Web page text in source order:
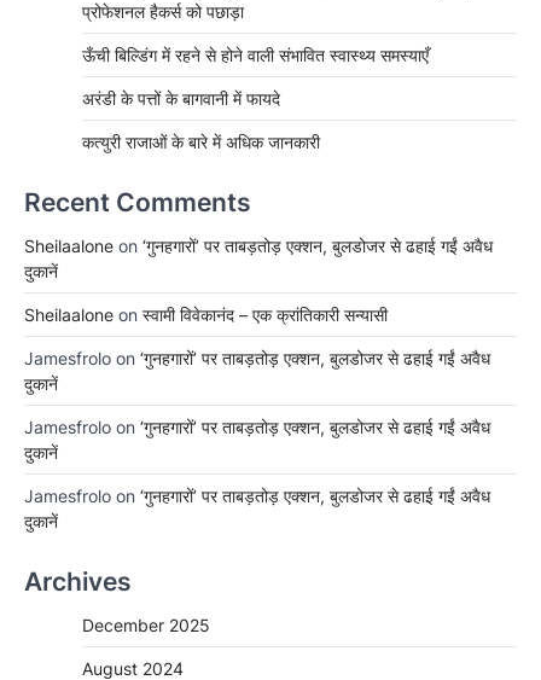
प्रोफेशनल हैकर्स को पछाड़ा
ऊँची बिल्डिंग में रहने से होने वाली संभावित स्वास्थ्य समस्याएँ
अरंडी के पत्तों के बागवानी में फायदे
कत्युरी राजाओं के बारे में अधिक जानकारी
Recent Comments
Sheilaalone on ‘गुनहगारों’ पर ताबड़तोड़ एक्शन, बुलडोजर से ढहाई गईं अवैध
दुकानें
Sheilaalone on स्वामी विवेकानंद – एक क्रांतिकारी सन्यासी
Jamesfrolo on ‘गुनहगारों’ पर ताबड़तोड़ एक्शन, बुलडोजर से ढहाई गईं अवैध
दुकानें
Jamesfrolo on ‘गुनहगारों’ पर ताबड़तोड़ एक्शन, बुलडोजर से ढहाई गईं अवैध
दुकानें
Jamesfrolo on ‘गुनहगारों’ पर ताबड़तोड़ एक्शन, बुलडोजर से ढहाई गईं अवैध
दुकानें
Archives
December 2025
August 2024